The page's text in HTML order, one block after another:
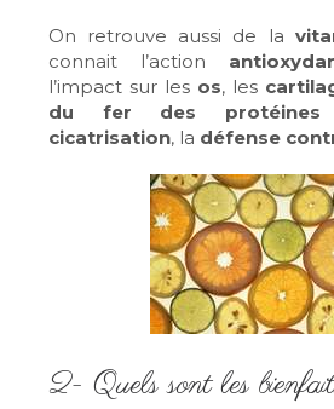
On retrouve aussi de la
connait l’action
l’impact sur les os, les
du fer
des protéines
cicatrisation, la défense
2- Quels sont les